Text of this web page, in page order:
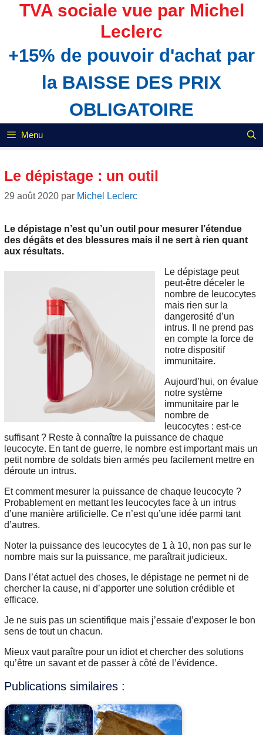
TVA sociale vue par Michel
Leclerc
+15% de pouvoir d'achat par
la BAISSE DES PRIX
OBLIGATOIRE
Menu
Le dépistage : un outil
29 août 2020 par Michel Leclerc
Le dépistage n’est qu’un outil pour mesurer l’étendue
des dégâts et des blessures mais il ne sert à rien quant
aux résultats.
Le dépistage peut
peut-être déceler le
nombre de leucocytes
mais rien sur la
dangerosité d’un
intrus. Il ne prend pas
en compte la force de
notre dispositif
immunitaire.
Aujourd’hui, on évalue
notre système
immunitaire par le
nombre de
leucocytes : est-ce
suffisant ? Reste à connaître la puissance de chaque
leucocyte. En tant de guerre, le nombre est important mais un
petit nombre de soldats bien armés peu facilement mettre en
déroute un intrus.
Et comment mesurer la puissance de chaque leucocyte ?
Probablement en mettant les leucocytes face à un intrus
d’une manière artificielle. Ce n’est qu’une idée parmi tant
d’autres.
Noter la puissance des leucocytes de 1 à 10, non pas sur le
nombre mais sur la puissance, me paraîtrait judicieux.
Dans l’état actuel des choses, le dépistage ne permet ni de
chercher la cause, ni d’apporter une solution crédible et
efficace.
Je ne suis pas un scientifique mais j’essaie d’exposer le bon
sens de tout un chacun.
Mieux vaut paraître pour un idiot et chercher des solutions
qu’être un savant et de passer à côté de l’évidence.
Publications similaires :